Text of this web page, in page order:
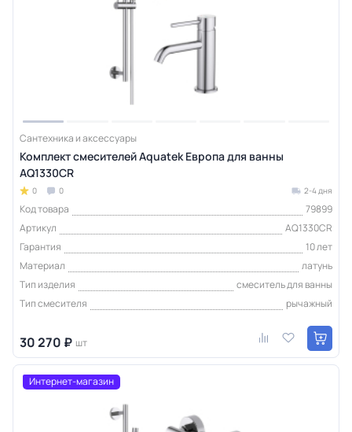
Сантехника и аксессуары
Комплект смесителей Aquatek Европа для ванны
AQ1330CR
0 0 2-4 дня
Код товара
79899
Артикул
AQ1330CR
Гарантия
10 лет
Материал
латунь
Тип изделия
смеситель для ванны
Тип смесителя
рычажный
30 270 ₽ шт
Интернет-магазин